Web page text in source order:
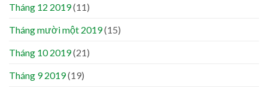
Tháng 12 2019(11)
Tháng mười một 2019(15)
Tháng 10 2019(21)
Tháng 9 2019(19)